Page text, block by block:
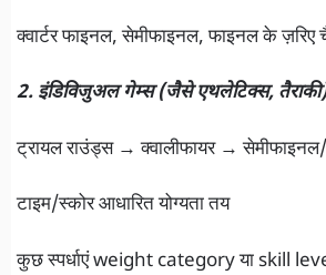
क्वार्टर फाइनल, सेमीफाइनल, फाइनल के ज़रिए
2. इंडिविजुअल गेम्स (जैसे एथलेटिक्स,
ट्रायल राउंड्स → क्वालीफायर →
टाइम/स्कोर आधारित योग्यता तय
कुछ स्पर्धाएं weight category या skill